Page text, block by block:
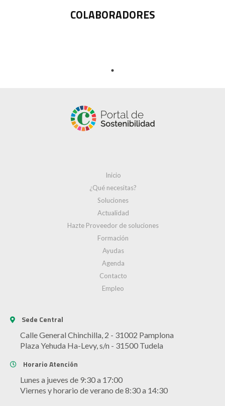
COLABORADORES
Inicio
¿Qué necesitas?
Soluciones
Actualidad
Hazte Proveedor de soluciones
Formación
Ayudas
Agenda
Contacto
Empleo
Sede Central
Calle General Chinchilla, 2 - 31002 Pamplona
Plaza Yehuda Ha-Levy, s/n - 31500 Tudela
Horario Atención
Lunes a jueves de 9:30 a 17:00
Viernes y horario de verano de 8:30 a 14:30